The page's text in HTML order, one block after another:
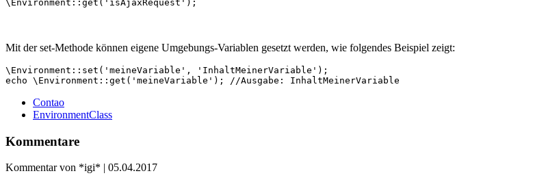
\Environment::get( 'isAjaxRequest' );
Mit der set-Methode können eigene Umgebungs-Variablen gesetzt werden, wie folgendes Beispiel zeigt:
\Environment::set( 'meineVariable' , 'InhaltMeinerVariable'
echo \Environment::get( 'meineVariable' ); //Ausgabe: InhaltMeinerVariable
Contao
EnvironmentClass
Kommentare
Kommentar von *igi* | 05.04.2017